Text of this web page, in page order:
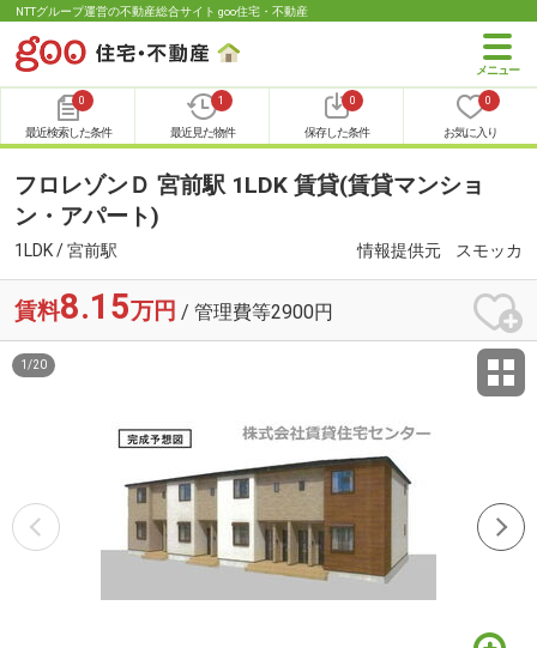
NTTグループ運営の不動産総合サイト goo住宅・不動産
0
最近検索した条件
1
最近見た物件
0
保存した条件
0
お気に入り
フロレゾンＤ 宮前駅 1LDK 賃貸(賃貸マンショ
ン・アパート)
1LDK / 宮前駅 情報提供元 スモッカ
賃料8.15万円 / 管理費等2900円
1 /20